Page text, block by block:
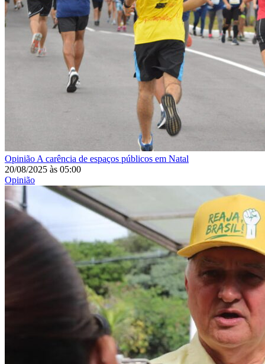
Opinião A carência de espaços públicos em Natal
20/08/2025 às 05:00
Opinião